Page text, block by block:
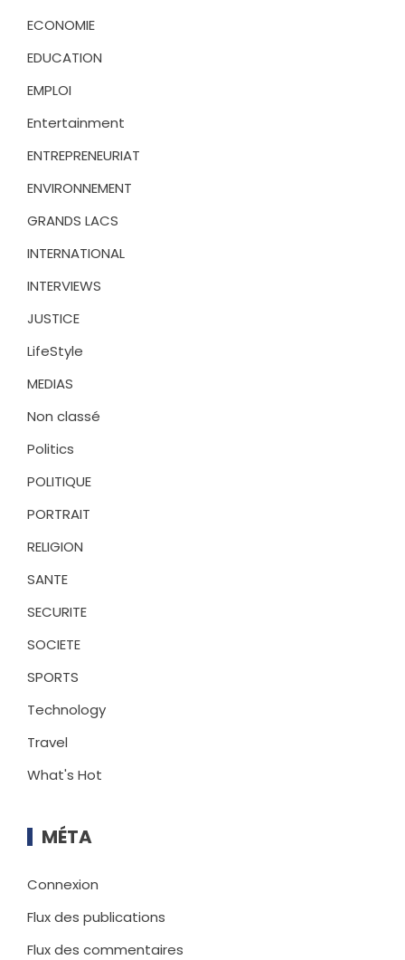
ECONOMIE
EDUCATION
EMPLOI
Entertainment
ENTREPRENEURIAT
ENVIRONNEMENT
GRANDS LACS
INTERNATIONAL
INTERVIEWS
JUSTICE
LifeStyle
MEDIAS
Non classé
Politics
POLITIQUE
PORTRAIT
RELIGION
SANTE
SECURITE
SOCIETE
SPORTS
Technology
Travel
What's Hot
MÉTA
Connexion
Flux des publications
Flux des commentaires